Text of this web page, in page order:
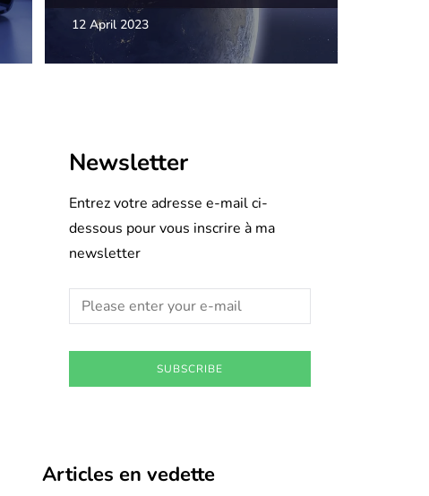
12 April 2023
Newsletter
Entrez votre adresse e-mail ci-
dessous pour vous inscrire à ma
newsletter
SUBSCRIBE
Articles en vedette